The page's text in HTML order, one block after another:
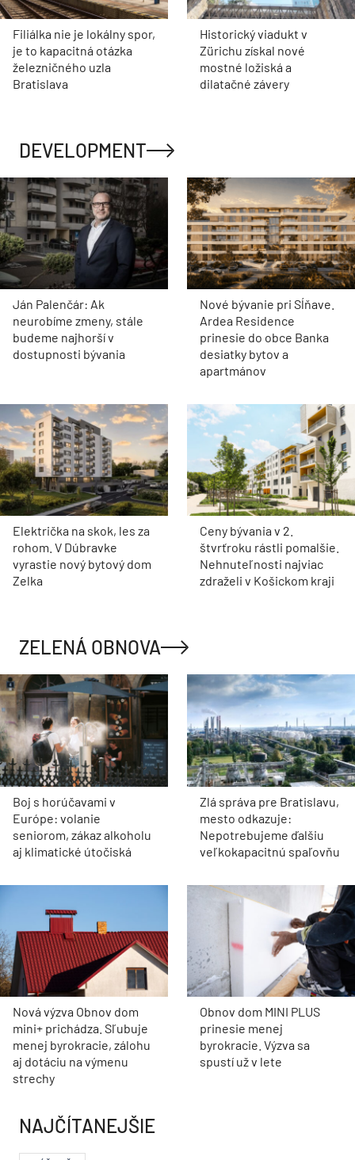
Filiálka nie je lokálny spor,
je to kapacitná otázka
železničného uzla
Bratislava
Historický viadukt v
Zürichu získal nové
mostné ložiská a
dilatačné závery
DEVELOPMENT
Ján Palenčár: Ak
neurobíme zmeny, stále
budeme najhorší v
dostupnosti bývania
Nové bývanie pri Sĺňave.
Ardea Residence
prinesie do obce Banka
desiatky bytov a
apartmánov
Električka na skok, les za
rohom. V Dúbravke
vyrastie nový bytový dom
Zelka
Ceny bývania v 2.
štvrťroku rástli pomalšie.
Nehnuteľnosti najviac
zdraželi v Košickom kraji
ZELENÁ OBNOVA
Boj s horúčavami v
Európe: volanie
seniorom, zákaz alkoholu
aj klimatické útočiská
Zlá správa pre Bratislavu,
mesto odkazuje:
Nepotrebujeme ďalšiu
veľkokapacitnú spaľovňu
Nová výzva Obnov dom
mini+ prichádza. Sľubuje
menej byrokracie, zálohu
aj dotáciu na výmenu
strechy
Obnov dom MINI PLUS
prinesie menej
byrokracie. Výzva sa
spustí už v lete
NAJČÍTANEJŠIE